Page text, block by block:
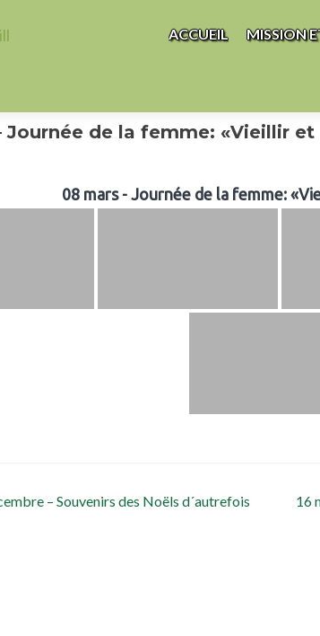
ACCUEIL
MISSION
Journée de la femme: «Vieillir et
08 mars - Journée de la femme:
de l’article
– Souvenirs des Noëls d´autrefois
16